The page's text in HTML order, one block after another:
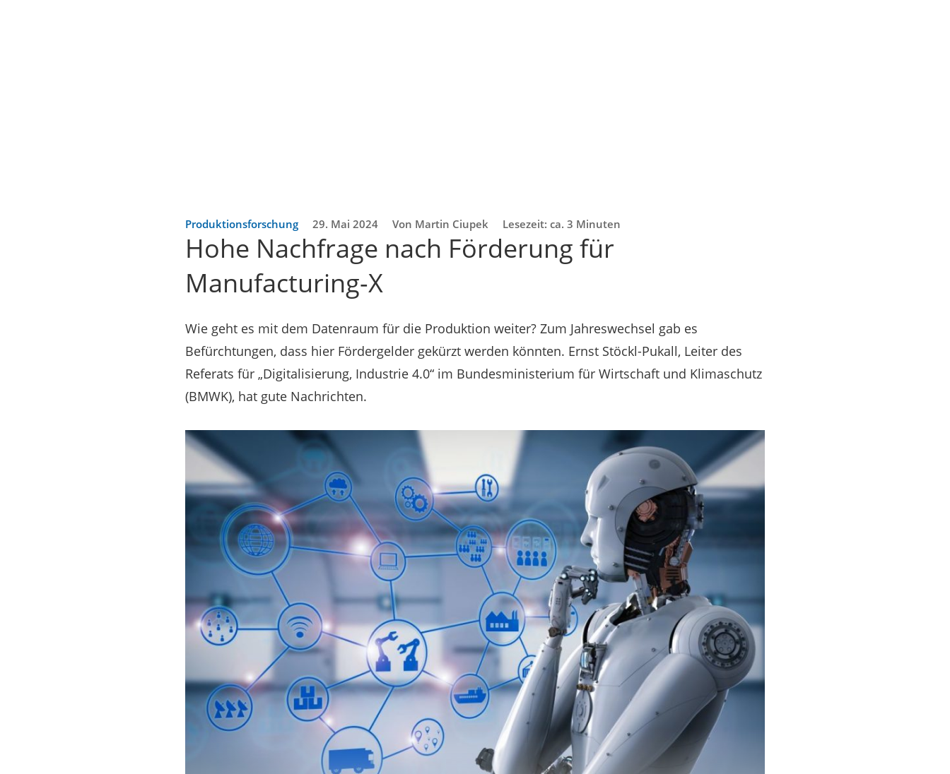
Produktionsforschung 29. Mai 2024 Von Martin Ciupek Lesezeit: ca. 3 Minuten
Hohe Nachfrage nach Förderung für
Manufacturing-X
Wie geht es mit dem Datenraum für die Produktion weiter? Zum Jahreswechsel gab es
Befürchtungen, dass hier Fördergelder gekürzt werden könnten. Ernst Stöckl-Pukall, Leiter des
Referats für „Digitalisierung, Industrie 4.0“ im Bundesministerium für Wirtschaft und Klimaschutz
(BMWK), hat gute Nachrichten.